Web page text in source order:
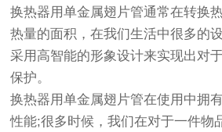
换热器用单金属翅片管通常在转换
热量的面积，在我们生活中很多的
采用高智能的形象设计来实现出对
保护。
换热器用单金属翅片管在使用中拥
性能;很多时候，我们在对于一件物